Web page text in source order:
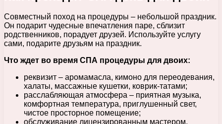
Совместный поход на процедуры – небольшой праздник.
Он подарит чудесные впечатления паре, сблизит
родственников, порадует друзей. Используйте услугу
сами, подарите друзьям на праздник.
Что ждет во время СПА процедуры для двоих:
реквизит – аромамасла, кимоно для переодевания,
халаты, массажные кушетки, коврик-татами;
расслабляющая атмосфера – приятная музыка,
комфортная температура, приглушенный свет,
чистое просторное помещение;
обслуживание лицензированным мастером,